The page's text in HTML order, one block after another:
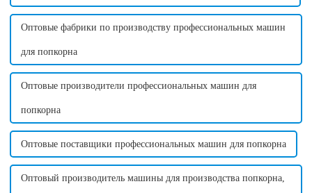
Оптовые фабрики по производству профессиональных машин
для попкорна
Оптовые производители профессиональных машин для
попкорна
Оптовые поставщики профессиональных машин для попкорна
Оптовый производитель машины для производства попкорна,